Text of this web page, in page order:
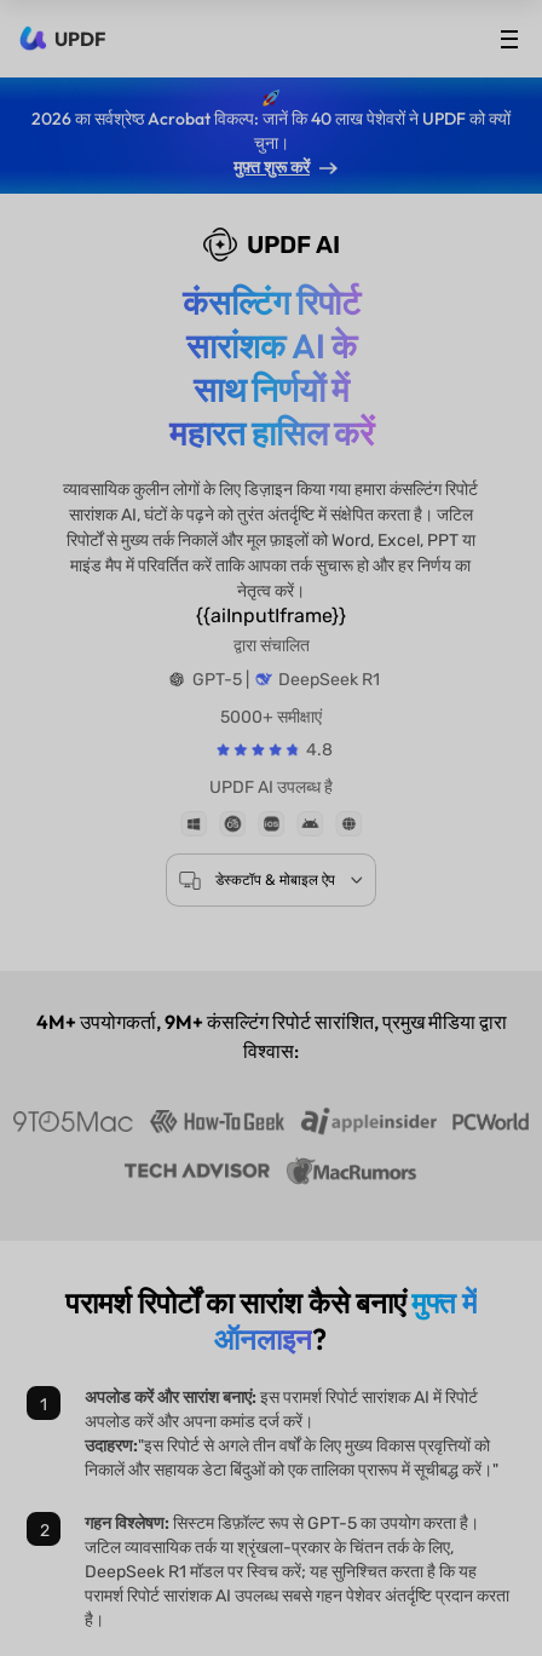
UPDF
2026 का सर्वश्रेष्ठ Acrobat विकल्प: जानें कि 40 लाख पेशेवरों ने UPDF को क्यों
चुना।
मुफ़्त शुरू करें
UPDF AI
कंसल्टिंग रिपोर्ट
सारांशक AI के
साथ निर्णयों में
महारत हासिल करें
व्यावसायिक कुलीन लोगों के लिए डिज़ाइन किया गया हमारा कंसल्टिंग रिपोर्ट
सारांशक AI, घंटों के पढ़ने को तुरंत अंतर्दृष्टि में संक्षेपित करता है। जटिल
रिपोर्टों से मुख्य तर्क निकालें और मूल फ़ाइलों को Word, Excel, PPT या
माइंड मैप में परिवर्तित करें ताकि आपका तर्क सुचारू हो और हर निर्णय का
नेतृत्व करें।
{{aiInputIframe}}
DeepSeek R1
5000+ समीक्षाएं
4.8
UPDF AI उपलब्ध है
4M+उपयोगकर्ता,9M+कंसल्टिंग रिपोर्ट सारांशित, प्रमुख मीडिया द्वारा
विश्वास:
परामर्श रिपोर्टों का सारांश कैसे बनाएंमुफ्त में
ऑनलाइन?
अपलोड करें और सारांश बनाएं: इस परामर्श रिपोर्ट सारांशक AI में रिपोर्ट
अपलोड करें और अपना कमांड दर्ज करें।
उदाहरण:"इस रिपोर्ट से अगले तीन वर्षों के लिए मुख्य विकास प्रवृत्तियों को
निकालें और सहायक डेटा बिंदुओं को एक तालिका प्रारूप में सूचीबद्ध करें।"
गहन विश्लेषण: सिस्टम डिफ़ॉल्ट रूप से GPT-5 का उपयोग करता है।
जटिल व्यावसायिक तर्क या श्रृंखला-प्रकार के चिंतन तर्क के लिए,
DeepSeek R1 मॉडल पर स्विच करें; यह सुनिश्चित करता है कि यह
परामर्श रिपोर्ट सारांशक AI उपलब्ध सबसे गहन पेशेवर अंतर्दृष्टि प्रदान करता
है।